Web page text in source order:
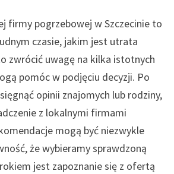
firmy pogrzebowej w Szczecinie to
czasie, jakim jest utrata
zwrócić uwagę na kilka istotnych
pomóc w podjęciu decyzji. Po
opinii znajomych lub rodziny,
z lokalnymi firmami
mogą być niezwykle
że wybieramy sprawdzoną
jest zapoznanie się z ofertą